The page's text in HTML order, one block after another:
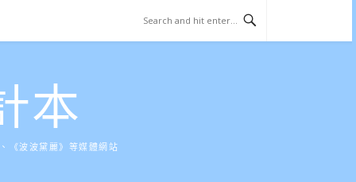
本
《波波黛麗》等媒體網站